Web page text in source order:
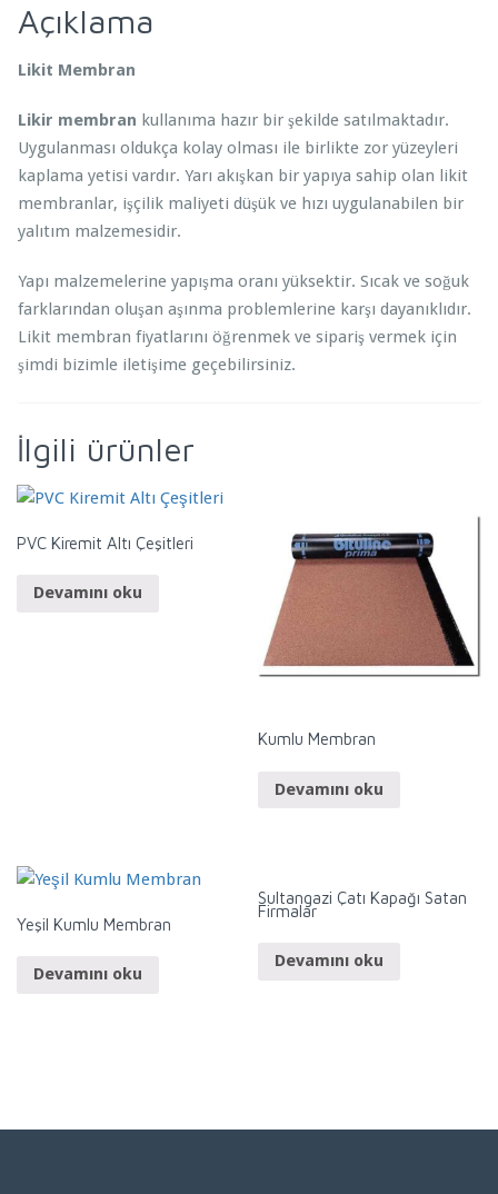
Açıklama
Likit Membran
Likir membran kullanıma hazır bir şekilde satılmaktadır.
Uygulanması oldukça kolay olması ile birlikte zor yüzeyleri
kaplama yetisi vardır. Yarı akışkan bir yapıya sahip olan likit
membranlar, işçilik maliyeti düşük ve hızı uygulanabilen bir
yalıtım malzemesidir.
Yapı malzemelerine yapışma oranı yüksektir. Sıcak ve soğuk
farklarından oluşan aşınma problemlerine karşı dayanıklıdır.
Likit membran fiyatlarını öğrenmek ve sipariş vermek için
şimdi bizimle iletişime geçebilirsiniz.
İlgili ürünler
PVC Kiremit Altı Çeşitleri
Devamını oku
Kumlu Membran
Devamını oku
Yeşil Kumlu Membran
Devamını oku
Sultangazi Çatı Kapağı Satan
Firmalar
Devamını oku